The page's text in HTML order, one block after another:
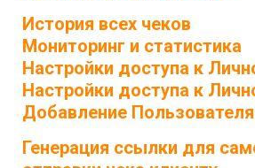
История всех чеков
Мониторинг и статистика
Настройки доступа к
Настройки доступа к
Добавление Пользователя
Генерация ссылки для